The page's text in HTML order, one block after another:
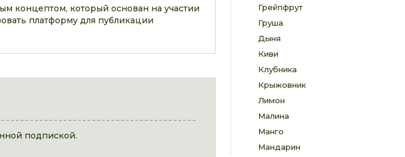
Грейпфрут
Груша
Дыня
Киви
Клубника
Крыжовник
Лимон
Малина
Манго
Мандарин
концептом, который основан на участии
платформу для публикации
подпиской.